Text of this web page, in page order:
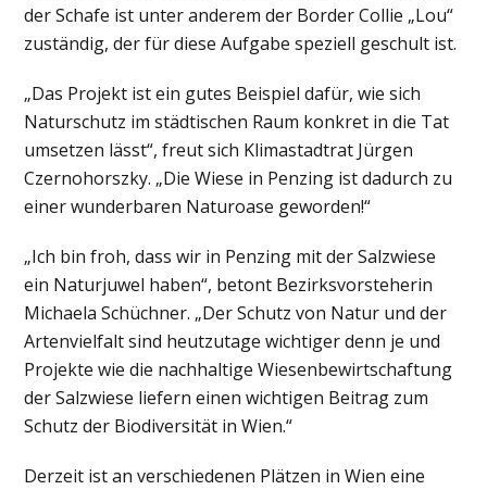
der Schafe ist unter anderem der Border Collie „Lou“
zuständig, der für diese Aufgabe speziell geschult ist.
„Das Projekt ist ein gutes Beispiel dafür, wie sich
Naturschutz im städtischen Raum konkret in die Tat
umsetzen lässt“, freut sich Klimastadtrat Jürgen
Czernohorszky. „Die Wiese in Penzing ist dadurch zu
einer wunderbaren Naturoase geworden!“
„Ich bin froh, dass wir in Penzing mit der Salzwiese
ein Naturjuwel haben“, betont Bezirksvorsteherin
Michaela Schüchner. „Der Schutz von Natur und der
Artenvielfalt sind heutzutage wichtiger denn je und
Projekte wie die nachhaltige Wiesenbewirtschaftung
der Salzwiese liefern einen wichtigen Beitrag zum
Schutz der Biodiversität in Wien.“
Derzeit ist an verschiedenen Plätzen in Wien eine